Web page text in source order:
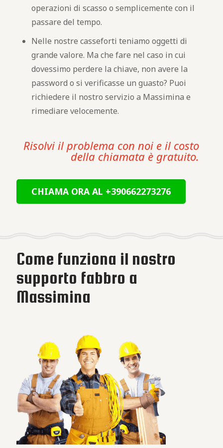
operazioni di scasso o semplicemente con il
passare del tempo.
Nelle nostre casseforti teniamo oggetti di
grande valore. Ma che fare nel caso in cui
dovessimo perdere la chiave, non avere la
password o si verificasse un guasto? Puoi
richiedere il nostro servizio a Massimina e
rimediare velocemente.
Risolvi il problema con noi e il costo
della chiamata è gratuito.
CHIAMA ORA AL +390662273276
Come funziona il nostro
supporto fabbro a
Massimina